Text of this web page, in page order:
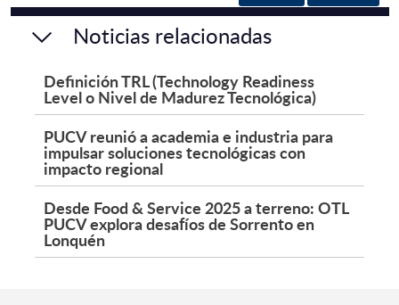
Noticias relacionadas
Definición TRL (Technology Readiness
Level o Nivel de Madurez Tecnológica)
PUCV reunió a academia e industria para
impulsar soluciones tecnológicas con
impacto regional
Desde Food & Service 2025 a terreno: OTL
PUCV explora desafíos de Sorrento en
Lonquén